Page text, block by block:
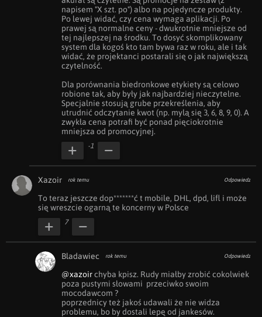
napisem "X szt. po") albo na pojedyncze produkty.
Po lewej widać, czy cena wymaga aplikacji. Po
prawej są normalne ceny - dwukrotnie mniejsze od
tej najlepszej na środku. To dosyć skomplikowany
system dla kogoś kto tam bywa raz w roku, ale i tak
widać, że projektanci postarali się o jak największą
czytelność.
Dla porównania biedronkowe etykiety są celowo
robione tak, aby były jak najbardziej nieczytelne.
Specjalnie stosują grube przekreślenia, aby
utrudnić odczytanie kwot (np. mylą się 3, 6, 8, 9, 0). A
zwykła cena potrafi być ponad pięciokrotnie
mniejsza od promocyjnej.
-1
Xazoir rok temu Odpowiedz
To teraz jeszcze dop*******ć t mobile, DHL, dpd, lifl i może
się wreszcie ogarną te koncerny w Polsce
7
Bladawiec rok temu Odpowiedz
@xazoir chyba kpisz. Rudy miałby zrobić cokolwiek
poza pustymi słowami  przeciwko swoim
mocodawcom ?
poprzednicy też jakoś udawali że nie widza
problemu, bo by dostali lepę od jankesów.